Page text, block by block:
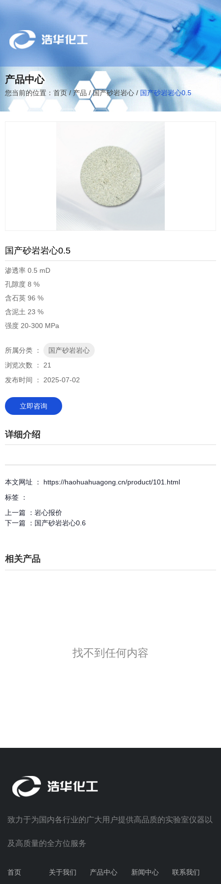
产品中心
您当前的位置：首页/ 产品 /国产砂岩岩心 / 国产砂岩岩心0.5
国产砂岩岩心0.5
渗透率 0.5 mD
孔隙度 8 %
含石英 96 %
含泥土 23 %
强度 20-300 MPa
所属分类 ：
国产砂岩岩心
浏览次数 ： 21
发布时间 ： 2025-07-02
立即咨询
详细介绍
本文网址 ： https://haohuahuagong.cn/product/101.html
标签 ：
上一篇 ： 岩心报价
下一篇 ： 国产砂岩岩心0.6
相关产品
找不到任何内容
致力于为国内各行业的广大用户提供高品质的实验室仪器以
及高质量的全方位服务
首页 关于我们 产品中心 新闻中心 联系我们